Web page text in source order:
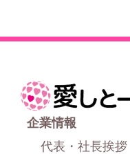
ホ
ー
企業情報
代表・社長挨拶